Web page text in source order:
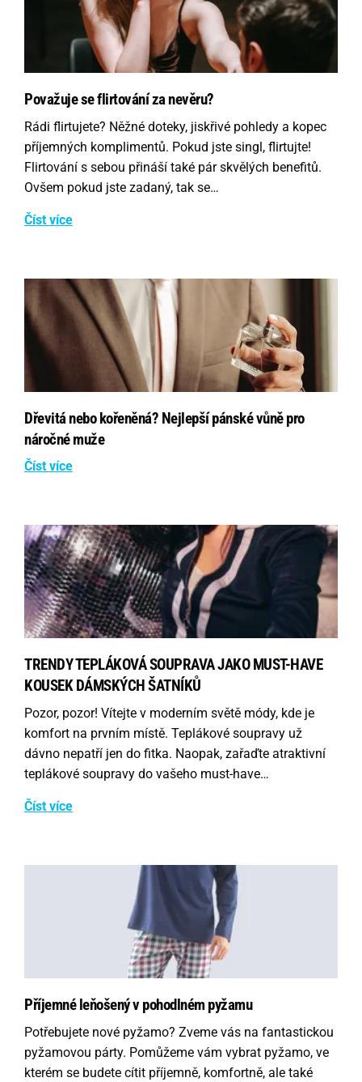
Považuje se flirtování za nevěru?
Rádi flirtujete? Něžné doteky, jiskřivé pohledy a kopec
příjemných komplimentů. Pokud jste singl, flirtujte!
Flirtování s sebou přináší také pár skvělých benefitů.
Ovšem pokud jste zadaný, tak se…
Číst více
Dřevitá nebo kořeněná? Nejlepší pánské vůně pro
náročné muže
Číst více
TRENDY TEPLÁKOVÁ SOUPRAVA JAKO MUST-HAVE
KOUSEK DÁMSKÝCH ŠATNÍKŮ
Pozor, pozor! Vítejte v moderním světě módy, kde je
komfort na prvním místě. Teplákové soupravy už
dávno nepatří jen do fitka. Naopak, zařaďte atraktivní
teplákové soupravy do vašeho must-have…
Číst více
Příjemné leňošený v pohodlném pyžamu
Potřebujete nové pyžamo? Zveme vás na fantastickou
pyžamovou párty. Pomůžeme vám vybrat pyžamo, ve
kterém se budete cítit příjemně, komfortně, ale také